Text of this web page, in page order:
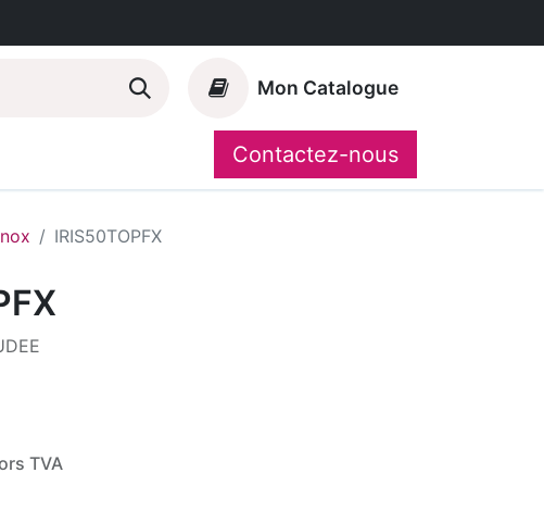
Mon Catalogue
CompoShop
Contactez-nous
IRIS50TOPFX
TVA